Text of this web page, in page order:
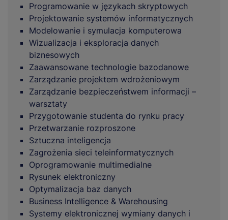
Programowanie w językach skryptowych
Projektowanie systemów informatycznych
Modelowanie i symulacja komputerowa
Wizualizacja i eksploracja danych
biznesowych
Zaawansowane technologie bazodanowe
Zarządzanie projektem wdrożeniowym
Zarządzanie bezpieczeństwem informacji –
warsztaty
Przygotowanie studenta do rynku pracy
Przetwarzanie rozproszone
Sztuczna inteligencja
Zagrożenia sieci teleinformatycznych
Oprogramowanie multimedialne
Rysunek elektroniczny
Optymalizacja baz danych
Business Intelligence & Warehousing
Systemy elektronicznej wymiany danych i